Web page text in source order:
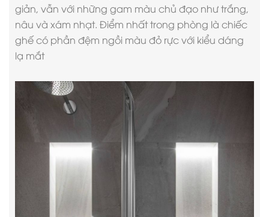
giản, vẫn với những gam màu chủ đạo như trắng,
nâu và xám nhạt. Điểm nhất trong phòng là chiếc
ghế có phần đệm ngồi màu đỏ rực với kiểu dáng
lạ mắt